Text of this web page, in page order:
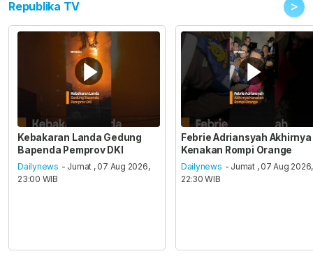
Republika TV >
Kebakaran Landa Gedung
Bapenda Pemprov DKI
Dailynews - Jumat , 07 Aug 2026,
23:00 WIB
Febrie Adriansyah Akhirnya
Kenakan Rompi Orange
Dailynews - Jumat , 07 Aug 2026,
22:30 WIB